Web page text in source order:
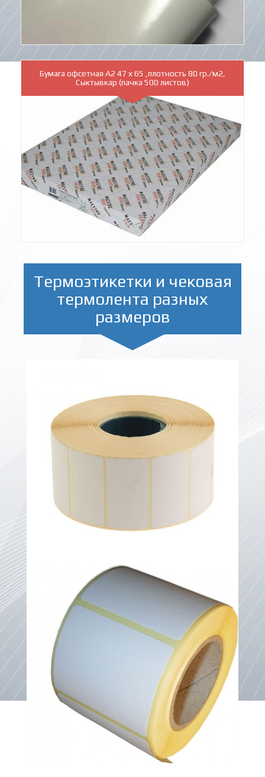
Бумага офсетная А2 47 х 65 ,плотность 80 гр./м2,
Сыктывкар (пачка 500 листов)
Термоэтикетки и чековая
термолента разных
размеров